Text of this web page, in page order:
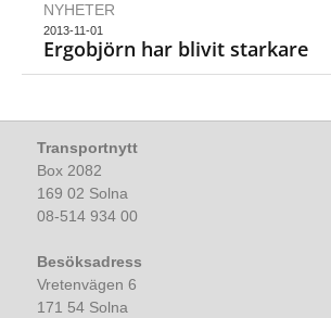
NYHETER
2013-11-01
Ergobjörn har blivit starkare
Transportnytt
Box 2082
169 02 Solna
08-514 934 00
Besöksadress
Vretenvägen 6
171 54 Solna